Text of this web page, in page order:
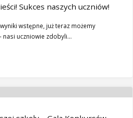
Sukces naszych uczniów!
wstępne, już teraz możemy
nasi uczniowie zdobyli…